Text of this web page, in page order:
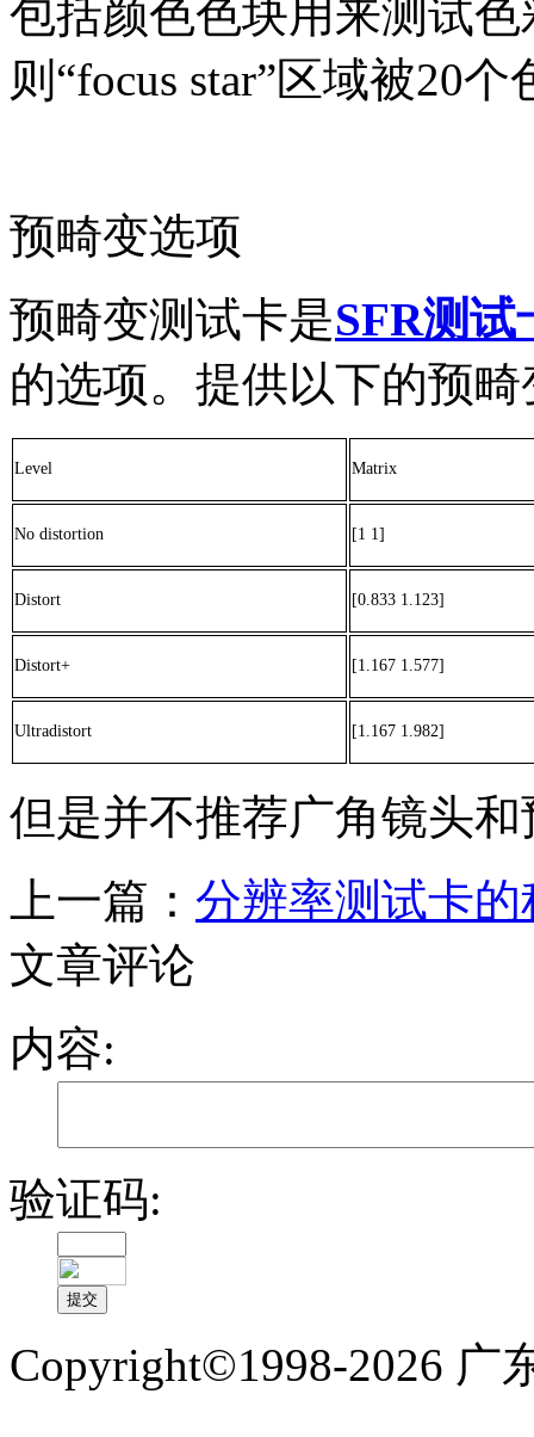
包括颜色色块用来测试
则 “focus star”区域被20个
预畸变选项
预畸变测试卡是SFR测试
的选项。提供以下的预畸
Level Matrix
No distortion [1 1]
Distort [0.833 1.123]
Distort+ [1.167 1.577]
Ultradistort [1.167 1.982]
但是并不推荐广角镜头
上一篇： 分辨率测试卡的
文章评论
内容:
验证码:
Copyright©1998-2026 广